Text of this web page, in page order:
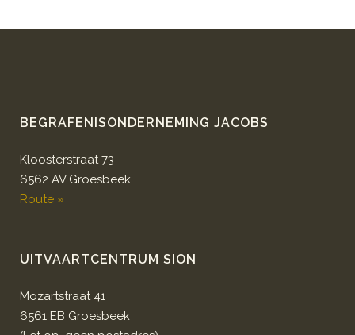
BEGRAFENISONDERNEMING JACOBS
Kloosterstraat 73
6562 AV Groesbeek
Route »
UITVAARTCENTRUM SION
Mozartstraat 41
6561 EB Groesbeek